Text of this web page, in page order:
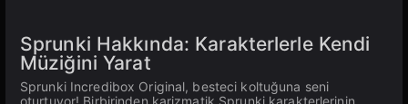
Sprunki Hakkında: Karakterlerle Kendi
Müziğini Yarat
Sprunki Incredibox Original, besteci koltuğuna seni
oturtuyor! Birbirinden karizmatik Sprunki karakterlerinin